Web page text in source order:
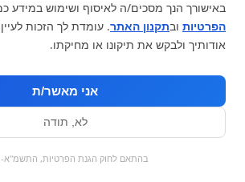
כל המוצרים מבצעים
באישורך הנך מסכים/ה לאיסוף ושימוש במידע
הפרטיות ובתקנון האתר. עומדת לך הזכות
אודותיך ולבקש את תיקונו או מחיקתו.
אני מאשר/ת
לא, תודה
בהתאם לחוק הגנת הפרטיות, התשמ"א-1981